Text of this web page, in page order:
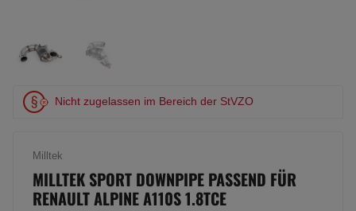
Nicht zugelassen im Bereich der StVZO
Milltek
MILLTEK SPORT DOWNPIPE PASSEND FÜR
RENAULT ALPINE A110S 1.8TCE